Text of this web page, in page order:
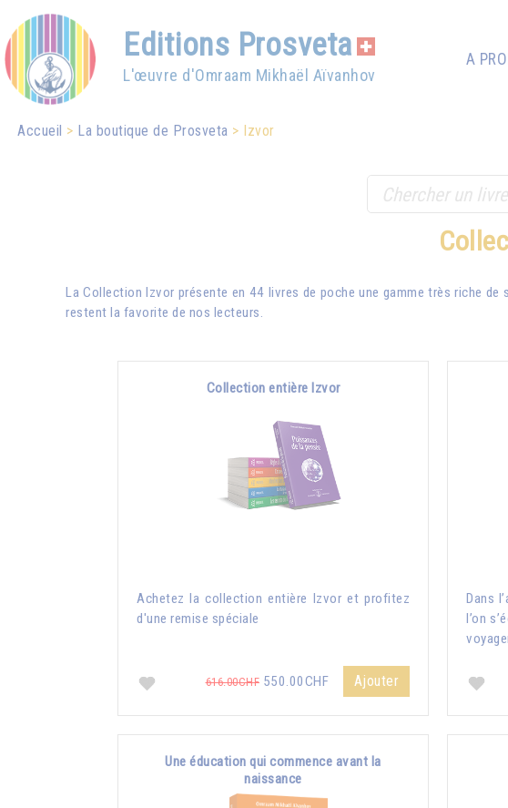
Editions Prosveta
L'œuvre d'Omraam Mikhaël Aïvanhov
A
Accueil La boutique de Prosveta Izvor
La Collection Izvor présente en 44 livres de poche une gamme très riche
restent la favorite de nos lecteurs.
Collection entière Izvor
Achetez la collection entière Izvor et profitez
d'une remise spéciale
616.00CHF 550.00CHF Ajouter
Dans
l’on
Une éducation qui commence avant la
naissance